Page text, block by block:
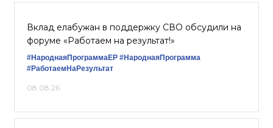
Вклад елабужан в поддержку СВО обсудили на
форуме «Работаем на результат!»
#НароднаяПрограммаЕР #НароднаяПрограмма
#РаботаемНаРезультат
08.08.26